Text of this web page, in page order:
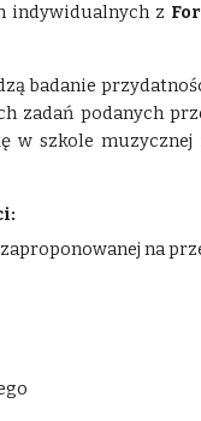
indywidualnych z
badanie
podanych
szkole
na